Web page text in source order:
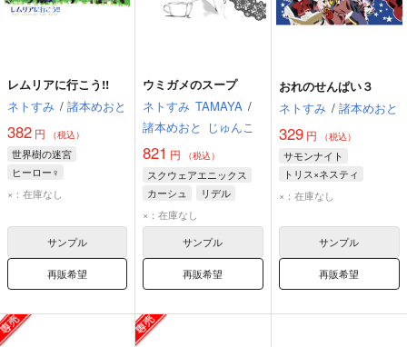
レムリアに行こう!!
ネトすみ / 諸本めおと
382 円 （税込）
世界樹の迷宮
ヒーロー♀
レンジャー
×：在庫なし
サンプル
再販希望
ウミガメのスープ
ネトすみ TAMAYA /
諸本めおと
じゅんこ
821 円 （税込）
スクウェアエニックス
カーシュ
リデル
グレン
×：在庫なし
サンプル
再販希望
おれのせんぱい３
ネトすみ / 諸本めおと
329円 （税込）
サモンナイト
トリス×ネスティ
クラレット
×：在庫なし
サンプル
再販希望